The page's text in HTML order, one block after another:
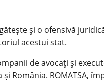
și o ofensivă
acestui stat.
de avocați și
România. ROMATSA,